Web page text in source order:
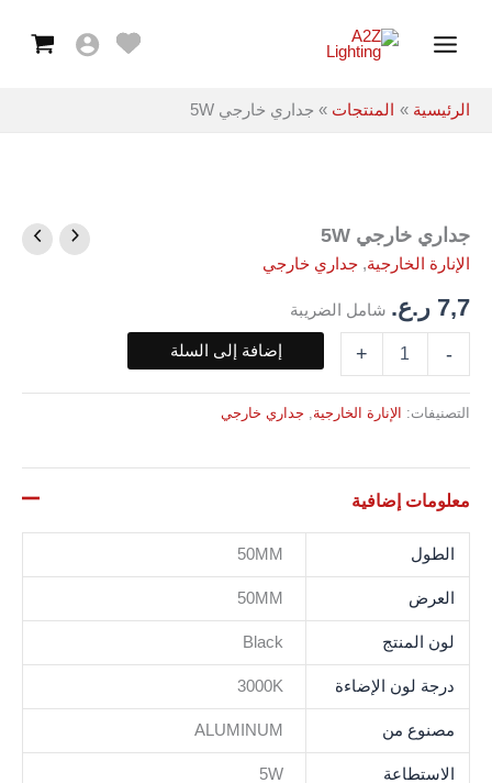
Menu
الرئيسية المنتجات جداري خارجي 5W
جداري خارجي 5W
الإنارة الخارجية, جداري خارجي
7,7 ر.ع. شامل الضريبة
-
كمية
جداري
خارجي
5W
+ إضافة إلى السلة
التصنيفات: الإنارة الخارجية جداري خارجي
معلومات إضافية
الطول 50MM
العرض 50MM
لون المنتج Black
درجة لون الإضاءة 3000K
مصنوع من ALUMINUM
الاستطاعة 5W